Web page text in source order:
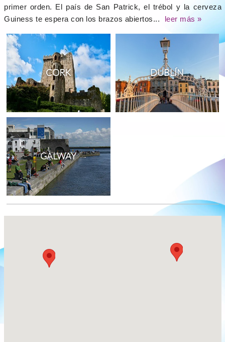
primer orden. El país de San Patrick, el trébol y la cerveza
Guiness te espera con los brazos abiertos...
leer más »
CORK DUBLÍN
GALWAY